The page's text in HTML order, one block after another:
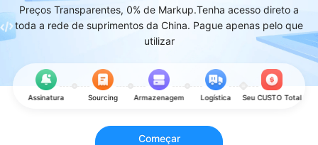
Preços Transparentes, 0% de Markup.Tenha acesso direto a
toda a rede de suprimentos da China. Pague apenas pelo que
utilizar
Assinatura Sourcing Armazenagem Logística Seu CUSTO Total
Começar